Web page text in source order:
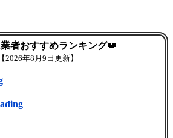
者おすすめランキング👑
【2026年8月9日更新】